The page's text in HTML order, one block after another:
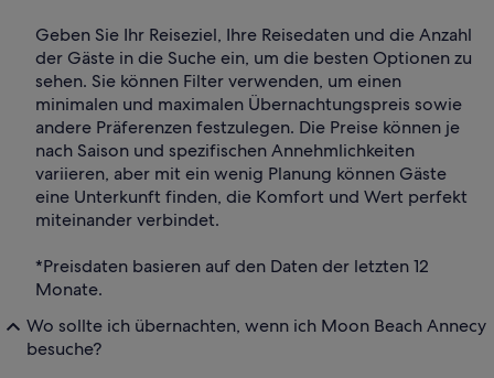
Geben Sie Ihr Reiseziel, Ihre Reisedaten und die Anzahl
der Gäste in die Suche ein, um die besten Optionen zu
sehen. Sie können Filter verwenden, um einen
minimalen und maximalen Übernachtungspreis sowie
andere Präferenzen festzulegen. Die Preise können je
nach Saison und spezifischen Annehmlichkeiten
variieren, aber mit ein wenig Planung können Gäste
eine Unterkunft finden, die Komfort und Wert perfekt
miteinander verbindet.
*Preisdaten basieren auf den Daten der letzten 12
Monate.
Wo sollte ich übernachten, wenn ich Moon Beach Annecy
besuche?